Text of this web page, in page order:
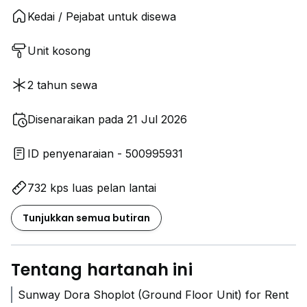
Kedai / Pejabat untuk disewa
Unit kosong
2 tahun sewa
Disenaraikan pada 21 Jul 2026
ID penyenaraian - 500995931
732 kps luas pelan lantai
Tunjukkan semua butiran
Tentang hartanah ini
Sunway Dora Shoplot (Ground Floor Unit) for Rent